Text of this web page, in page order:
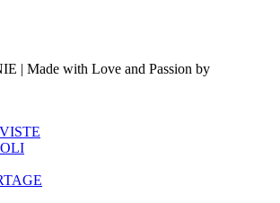
| Made with Love and Passion by